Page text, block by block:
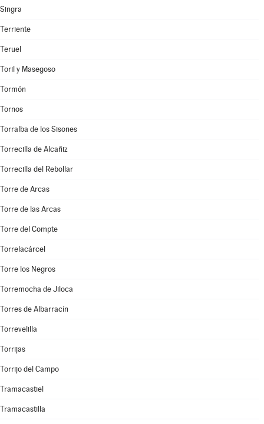
Singra
Terriente
Teruel
Toril y Masegoso
Tormón
Tornos
Torralba de los Sisones
Torrecilla de Alcañiz
Torrecilla del Rebollar
Torre de Arcas
Torre de las Arcas
Torre del Compte
Torrelacárcel
Torre los Negros
Torremocha de Jiloca
Torres de Albarracín
Torrevelilla
Torrijas
Torrijo del Campo
Tramacastiel
Tramacastilla